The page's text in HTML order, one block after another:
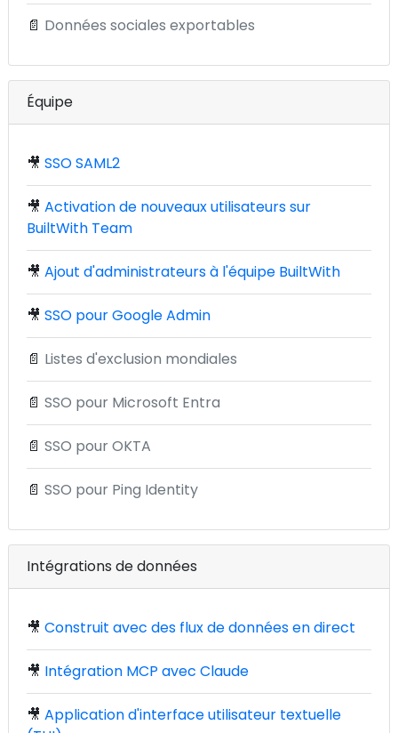
📄 Données sociales exportables
Équipe
🎥 SSO SAML2
🎥 Activation de nouveaux utilisateurs sur
BuiltWith Team
🎥 Ajout d'administrateurs à l'équipe BuiltWith
🎥 SSO pour Google Admin
📄 Listes d'exclusion mondiales
📄 SSO pour Microsoft Entra
📄 SSO pour OKTA
📄 SSO pour Ping Identity
Intégrations de données
🎥 Construit avec des flux de données en direct
🎥 Intégration MCP avec Claude
🎥 Application d'interface utilisateur textuelle